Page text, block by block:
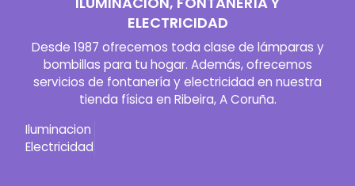
ELECTRICIDAD
Desde 1987 ofrecemos toda clase de lámparas y
bombillas para tu hogar. Además, ofrecemos
servicios de fontanería y electricidad en nuestra
tienda física en Ribeira, A Coruña.
Iluminacion
Electricidad